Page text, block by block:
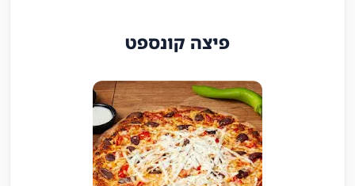
פיצה קונספט